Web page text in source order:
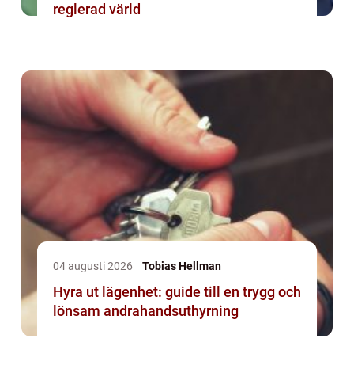
reglerad värld
04 augusti 2026 Tobias Hellman
Hyra ut lägenhet: guide till en trygg och
lönsam andrahandsuthyrning